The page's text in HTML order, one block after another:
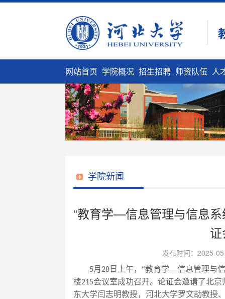
网站首页 学院概况 招生招聘 师资队伍 人
学院新闻
“教育学—信息管理与信息
发布时间：2025-
5月 28 日上午， “教育学—信息管理与
楼215会议室成功召开。 论证会邀请了北京
东大学闫志明教授，河北大学罗文劼教授